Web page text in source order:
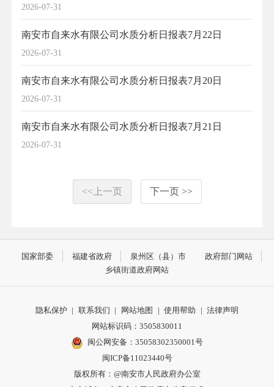
2026-07-31
2026-07-31
南安市自来水有限公司水质分析日报表7月22日
2026-07-31
南安市自来水有限公司水质分析日报表7月20日
2026-07-31
南安市自来水有限公司水质分析日报表7月21日
<<上一页 下一页 >>
国家部委 福建省政府 泉州区（县）市
政府部门网站
乡镇街道政府网站
隐私保护 | 联系我们 | 网站地图 | 使用帮助 | 法律声明
网站标识码：3505830011
闽公网安备：35058302350001号
闽ICP备11023440号
版权所有：@南安市人民政府办公室